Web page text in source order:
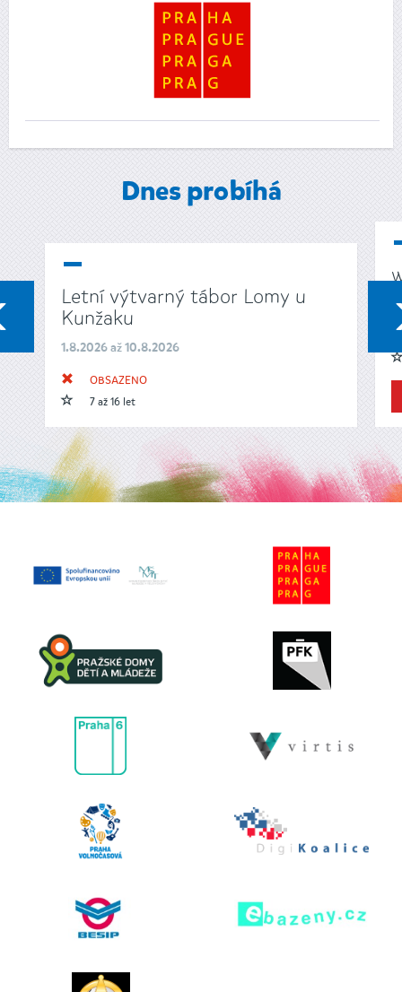
Dnes probíhá
Letní výtvarný tábor Lomy u
Kunžaku
1.8.2026 až 10.8.2026
OBSAZENO
7 až 16 let
PŘEDCHOZÍ